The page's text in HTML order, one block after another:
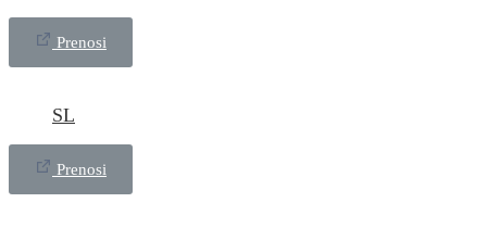
Prenosi
SL
Prenosi